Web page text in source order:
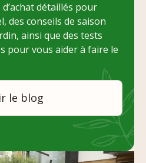
détaillés pour
des conseils de saison
ainsi que des tests
pour vous aider à faire le
le blog